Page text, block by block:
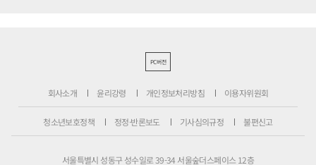
PC버전
회사소개 윤리강령 개인정보처리방침 이용자위원회
청소년보호정책 정정·반론보도 기사심의규정 불편신고
서울특별시 성동구 성수일로 39-34 서울숲더스페이스 12층